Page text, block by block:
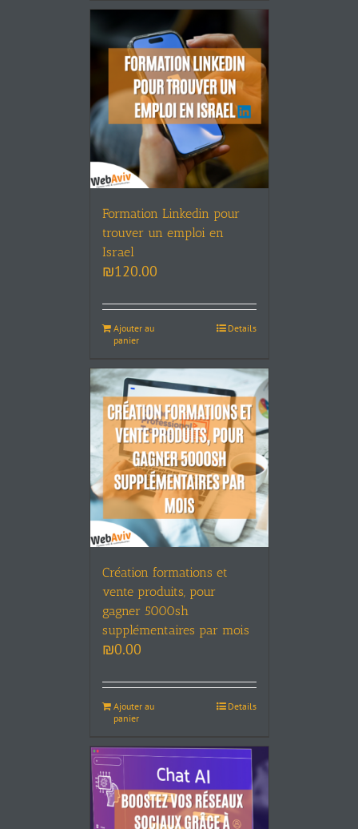
Formation Linkedin pour
trouver un emploi en
Israel
₪120.00
Ajouter au
panier
Details
Création formations et
vente produits, pour
gagner 5000sh
supplémentaires par mois
₪0.00
Ajouter au
panier
Details